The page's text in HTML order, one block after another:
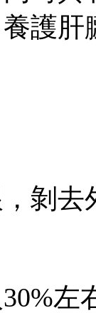
護
剝
左